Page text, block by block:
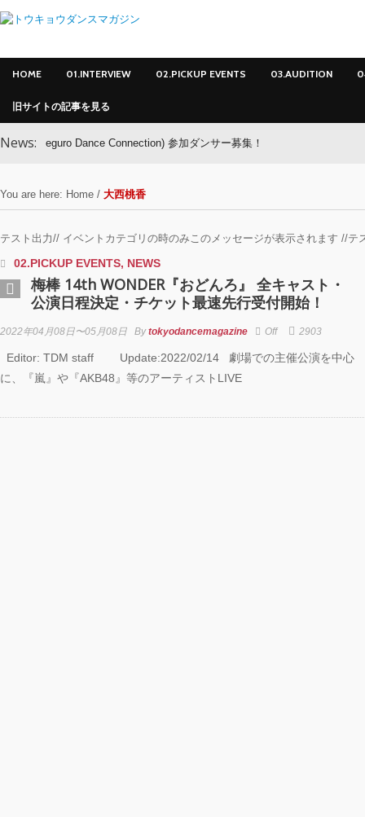
HOME 01.INTERVIEW 02.PICKUP EVENTS 03.AUDITION
旧サイトの記事を見る
News:Dance Connection) 参加ダンサー募集！
You are here: Home / 大西桃香
テスト出力// イベントカテゴリの時のみこのメッセージが表示されます //テ
02.PICKUP EVENTS, NEWS
梅棒 14th WONDER『おどんろ』 全キャスト・
公演日程決定・チケット最速先行受付開始！
2022年04月08日〜05月08日 Bytokyodancemagazine Off 2903
Editor: TDM staff Update:2022/02/14 劇場での主催公演を中心
に、『嵐』や『AKB48』等のアーティストLIVE